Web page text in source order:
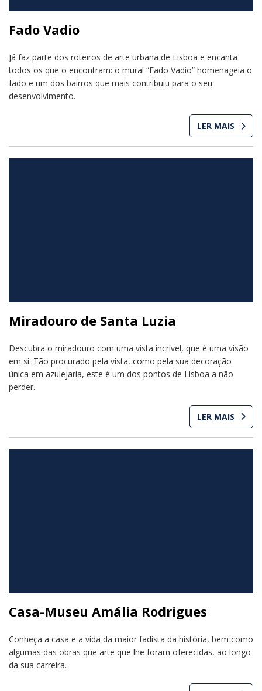
Fado Vadio
Já faz parte dos roteiros de arte urbana de Lisboa e encanta
todos os que o encontram: o mural “Fado Vadio” homenageia o
fado e um dos bairros que mais contribuiu para o seu
desenvolvimento.
LER MAIS
Miradouro de Santa Luzia
Descubra o miradouro com uma vista incrível, que é uma visão
em si. Tão procurado pela vista, como pela sua decoração
única em azulejaria, este é um dos pontos de Lisboa a não
perder.
LER MAIS
Casa-Museu Amália Rodrigues
Conheça a casa e a vida da maior fadista da história, bem como
algumas das obras que arte que lhe foram oferecidas, ao longo
da sua carreira.